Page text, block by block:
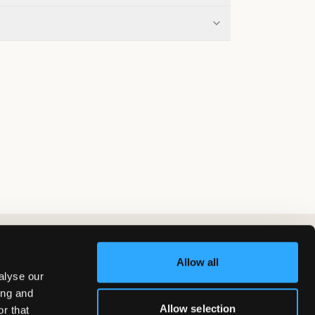
our
and
that
Allow all
Allow selection